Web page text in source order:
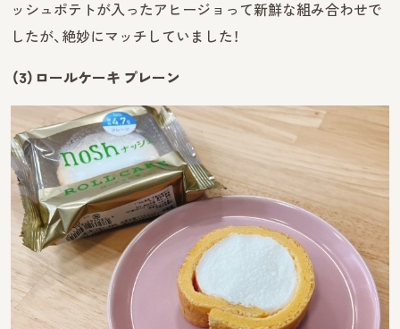
ッシュポテトが入ったアヒージョって新鮮な組み合わせで
したが、絶妙にマッチしていました！
（3）ロールケーキ プレーン